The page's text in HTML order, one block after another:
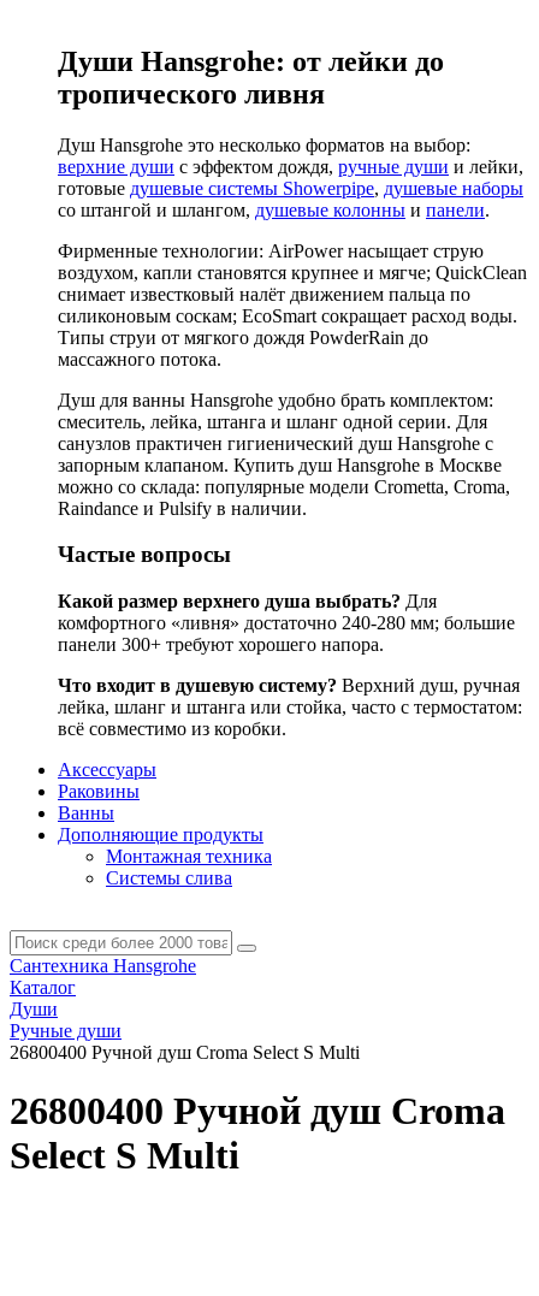
Души Hansgrohe: от лейки до
тропического ливня
Душ Hansgrohe это несколько форматов на выбор:
верхние души с эффектом дождя, ручные души и лейки,
готовые душевые системы Showerpipe, душевые наборы
со штангой и шлангом, душевые колонны и панели.
Фирменные технологии: AirPower насыщает струю
воздухом, капли становятся крупнее и мягче; QuickClean
снимает известковый налёт движением пальца по
силиконовым соскам; EcoSmart сокращает расход воды.
Типы струи от мягкого дождя PowderRain до
массажного потока.
Душ для ванны Hansgrohe удобно брать комплектом:
смеситель, лейка, штанга и шланг одной серии. Для
санузлов практичен гигиенический душ Hansgrohe с
запорным клапаном. Купить душ Hansgrohe в Москве
можно со склада: популярные модели Crometta, Croma,
Raindance и Pulsify в наличии.
Частые вопросы
Какой размер верхнего душа выбрать? Для
комфортного «ливня» достаточно 240-280 мм; большие
панели 300+ требуют хорошего напора.
Что входит в душевую систему? Верхний душ, ручная
лейка, шланг и штанга или стойка, часто с термостатом:
всё совместимо из коробки.
Аксессуары
Раковины
Ванны
Дополняющие продукты
Монтажная техника
Системы слива
Сантехника Hansgrohe
Каталог
Души
Ручные души
26800400 Ручной душ Croma Select S Multi
26800400 Ручной душ Croma
Select S Multi